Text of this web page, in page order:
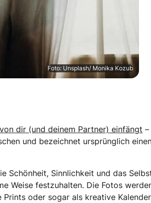
Foto: Unsplash/ Monika Kozub
dir (und deinem Partner) einfängt
und bezeichnet ursprünglich
Sinnlichkeit und das
Weise festzuhalten. Die Fotos
oder sogar als kreative